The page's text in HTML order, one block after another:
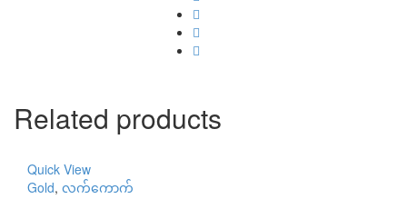
Related products
Quick View
Gold, လက်ကောက်